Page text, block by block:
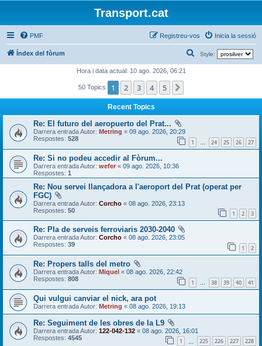
Transport.cat
PMF Inicia la sessió
Registreu-vos
Índex del fòrum Style:
e
Hora i data actual: 10 ago. 2026, 06:21
50 Topics 1 2 3 4 5
Recent Topics
Re: El futuro del aeropuerto del Prat...
Darrera entrada Autor: Metring « 09 ago. 2026, 20:29
Respostes: 528 1 … 24 25 26 27
Re: Si no podeu accedir al Fòrum...
Darrera entrada Autor: wefer « 09 ago. 2026, 10:36
Respostes: 1
Re: Nou servei llançadora a l'aeroport del Prat (operat per
FGC)
Darrera entrada Autor: Corcho « 08 ago. 2026, 23:13
Respostes: 50 1 2 3
Re: Pla de serveis ferroviaris 2030-2040
Darrera entrada Autor: Corcho « 08 ago. 2026, 23:05
Respostes: 39 1 2
Re: Propers talls del metro
Darrera entrada Autor: Miquel « 08 ago. 2026, 22:42
Respostes: 808 1 … 38 39 40 41
Qui vulgui canviar el nick, ara pot
Darrera entrada Autor: Metring « 08 ago. 2026, 19:13
Re: Seguiment de les obres de la L9
Darrera entrada Autor: 122-042-132 « 08 ago. 2026, 16:01
Respostes: 4545 1 225 226 227 228